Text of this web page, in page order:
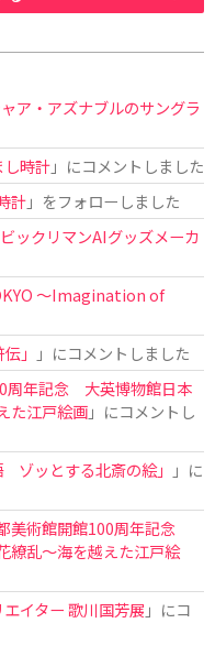
ア・アズナブルのサングラ
し時計」にコメントしました
計」をフォローしました
ックリマンAIグッズメーカ
〜Imagination of
」
」にコメントしました
周年記念 大英博物館日本
た江戸絵画」にコメントし
ゾッとする北斎の絵」
」に
美術館開館100周年記念
乱〜海を越えた江戸絵
イター 歌川国芳展 」にコ